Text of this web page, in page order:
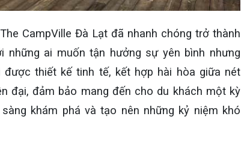
CampVille Đà Lạt đã nhanh chóng trở thành
ai muốn tận hưởng sự yên bình nhưng
thiết kế tinh tế, kết hợp hài hòa giữa nét
đại, đảm bảo mang đến cho du khách một kỳ
khám phá và tạo nên những kỷ niệm khó